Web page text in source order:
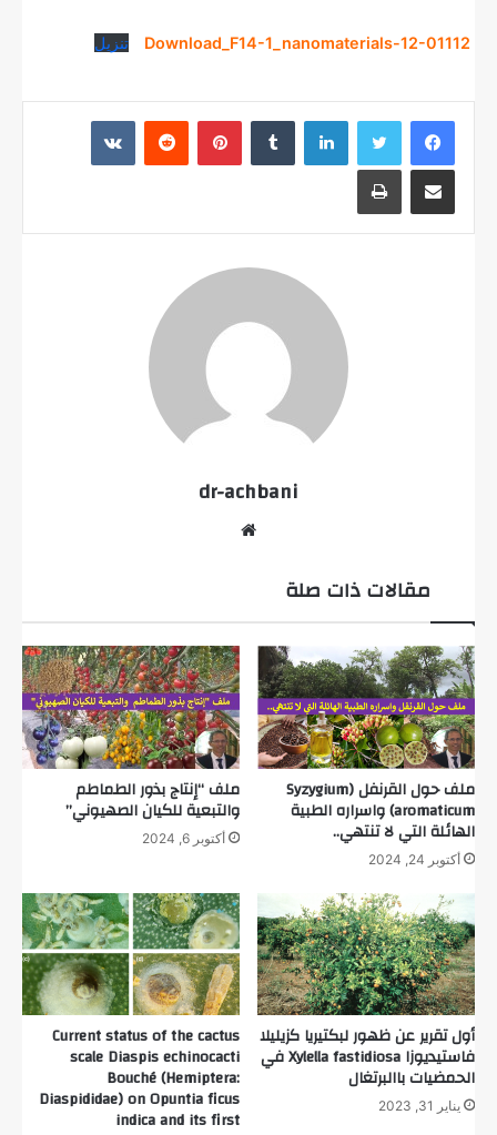
Download_F14-1_nanomaterials-12-01112 تنزيل
لينكدإن بينتيريست
مشاركة عبر البريد طباعة
dr-achbani
مقالات ذات صلة
ملف حول القرنفل (Syzygium
aromaticum) واسراره الطبية
الهائلة التي لا تنتهي..
أكتوبر 24, 2024
ملف “إنتاج بذور الطماطم
والتبعية للكيان الصهيوني”
أكتوبر 6, 2024
أول تقرير عن ظهور لبكتيريا كزيليلا
فاستيديوزا Xylella fastidiosa في
الحمضيات باالبرتغال
يناير 31, 2023
Current status of the cactus
scale Diaspis echinocacti
Bouché (Hemiptera:
Diaspididae) on Opuntia ficus
indica and its first